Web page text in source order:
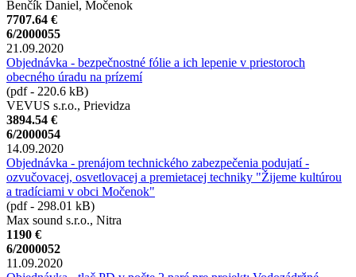
Benčík Daniel, Močenok
7707.64 €
6/2000055
21.09.2020
Objednávka - bezpečnostné fólie a ich lepenie v priestoroch
obecného úradu na prízemí
(pdf - 220.6 kB)
VEVUS s.r.o., Prievidza
3894.54 €
6/2000054
14.09.2020
Objednávka - prenájom technického zabezpečenia podujatí -
ozvučovacej, osvetlovacej a premietacej techniky "Žijeme kultúrou
a tradíciami v obci Močenok"
(pdf - 298.01 kB)
Max sound s.r.o., Nitra
1190 €
6/2000052
11.09.2020